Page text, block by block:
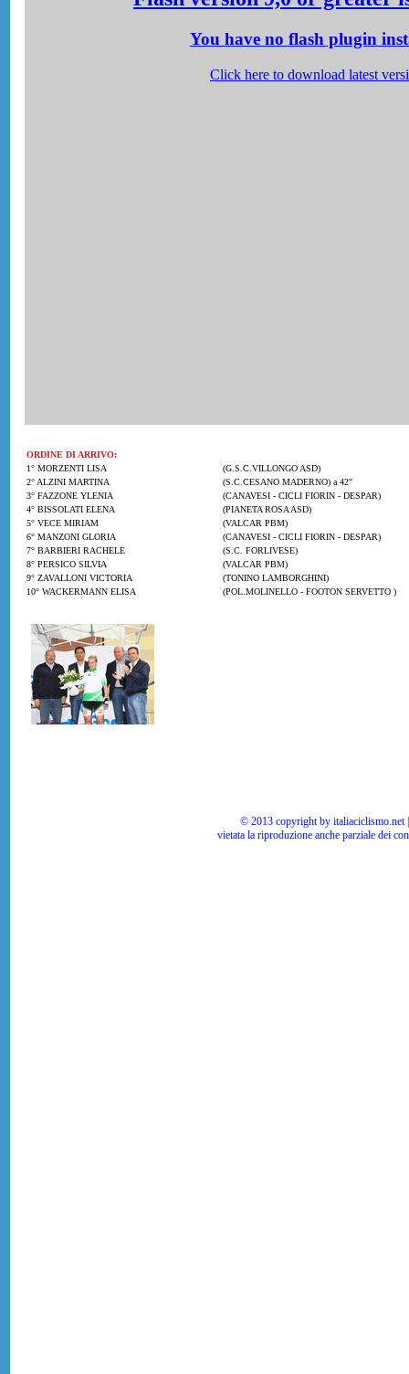
ORDINE DI ARRIVO:
1° MORZENTI LISA
(G.S.C.VILLONGO ASD)
2° ALZINI MARTINA
(S.C.CESANO MADERNO) a 42"
3° FAZZONE YLENIA
(CANAVESI - CICLI FIORIN - DESPAR)
4° BISSOLATI ELENA
(PIANETA ROSA ASD)
5° VECE MIRIAM
(VALCAR PBM)
6° MANZONI GLORIA
(CANAVESI - CICLI FIORIN - DESPAR)
7° BARBIERI RACHELE
(S.C. FORLIVESE)
8° PERSICO SILVIA
(VALCAR PBM)
9° ZAVALLONI VICTORIA
(TONINO LAMBORGHINI)
10° WACKERMANN ELISA
(POL.MOLINELLO - FOOTON SERVETTO )
© 2013 copyright by italiaciclismo.net
vietata la riproduzione anche parziale dei